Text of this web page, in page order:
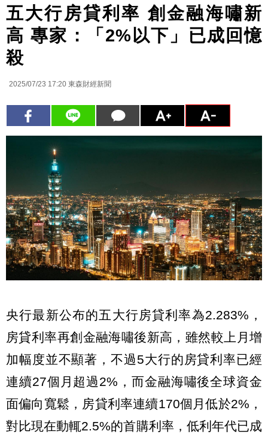
五大行房貸利率 創金融海嘯新
高 專家：「2%以下」已成回憶
殺
2025/07/23 17:20 東森財經新聞
央行最新公布的五大行房貸利率為2.283%，
房貸利率再創金融海嘯後新高，雖然較上月增
加幅度並不顯著，不過5大行的房貸利率已經
連續27個月超過2%，而金融海嘯後全球資金
面偏向寬鬆，房貸利率連續170個月低於2%，
對比現在動輒2.5%的首購利率，低利年代已成